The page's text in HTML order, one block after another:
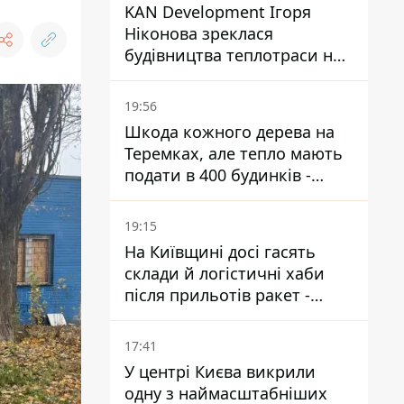
KAN Development Ігоря
Ніконова зреклася
будівництва теплотраси на
Теремках
19:56
Шкода кожного дерева на
Теремках, але тепло мають
подати в 400 будинків -
депутатка Київради
19:15
На Київщині досі гасять
склади й логістичні хаби
після прильотів ракет -
ДСНС
17:41
У центрі Києва викрили
одну з наймасштабніших